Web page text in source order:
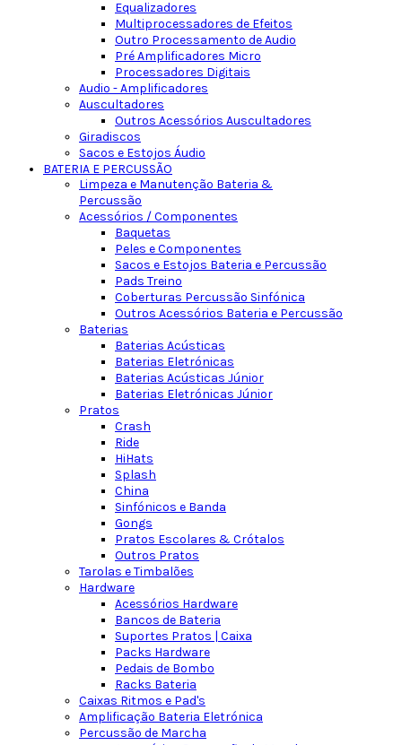
Equalizadores
Multiprocessadores de Efeitos
Outro Processamento de Audio
Pré Amplificadores Micro
Processadores Digitais
Audio - Amplificadores
Auscultadores
Outros Acessórios Auscultadores
Giradiscos
Sacos e Estojos Áudio
BATERIA E PERCUSSÃO
Limpeza e Manutenção Bateria &
Percussão
Acessórios / Componentes
Baquetas
Peles e Componentes
Sacos e Estojos Bateria e Percussão
Pads Treino
Coberturas Percussão Sinfónica
Outros Acessórios Bateria e Percussão
Baterias
Baterias Acústicas
Baterias Eletrónicas
Baterias Acústicas Júnior
Baterias Eletrónicas Júnior
Pratos
Crash
Ride
HiHats
Splash
China
Sinfónicos e Banda
Gongs
Pratos Escolares & Crótalos
Outros Pratos
Tarolas e Timbalões
Hardware
Acessórios Hardware
Bancos de Bateria
Suportes Pratos | Caixa
Packs Hardware
Pedais de Bombo
Racks Bateria
Caixas Ritmos e Pad's
Amplificação Bateria Eletrónica
Percussão de Marcha